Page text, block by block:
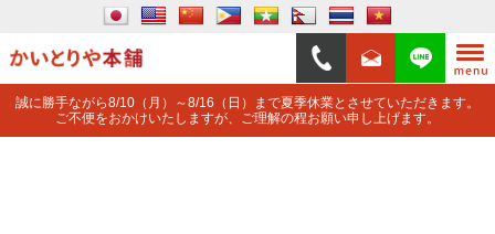
誠に勝手ながら8/10（月）～8/16（日）まで夏季休業とさせていただきます。
ご不便をおかけいたしますが、ご理解の程お願い申し上げます。